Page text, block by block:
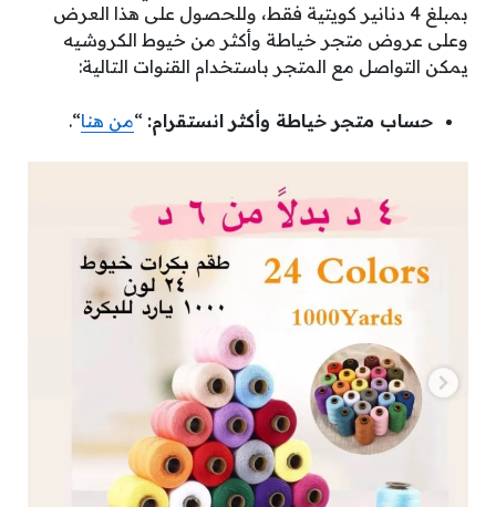
بمبلغ 4 دنانير كويتية فقط، وللحصول على هذا العرض
وعلى عروض متجر خياطة وأكثر من خيوط الكروشيه
يمكن التواصل مع المتجر باستخدام القنوات التالية:
حساب متجر خياطة وأكثر انستقرام: “من هنا“.